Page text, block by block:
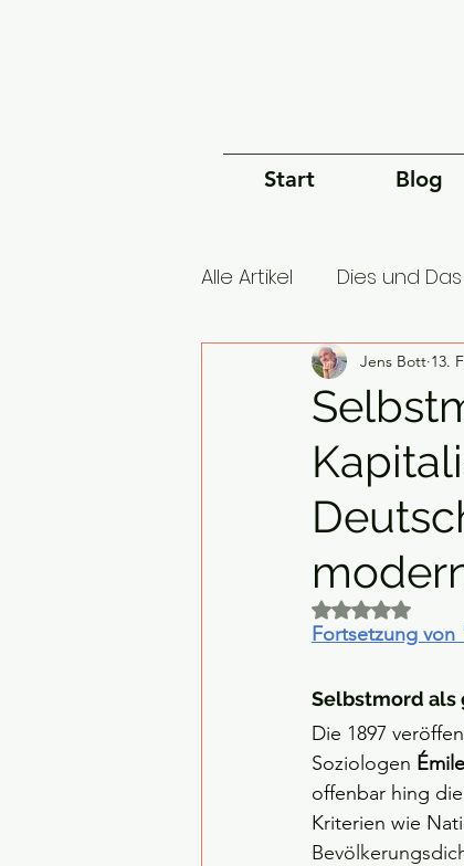
Start Blog
Alle Artikel Dies und Das
Geschichte des
Ökonomie
Jens Bott 13.
Mit NaN von 5
Fortsetzung
Selbstmord als
Die 1897
Soziologen
offenbar hing
Kriterien wie